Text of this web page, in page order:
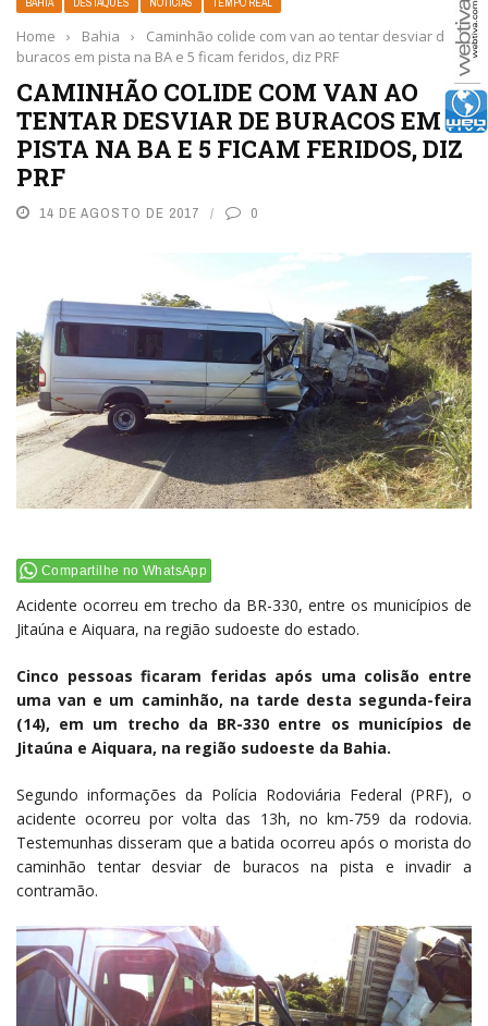
Home › Bahia ›
Caminhão colide com van ao tentar desviar de
buracos em pista na BA e 5 ficam feridos, diz PRF
CAMINHÃO COLIDE COM VAN AO
TENTAR DESVIAR DE BURACOS EM
PISTA NA BA E 5 FICAM FERIDOS, DIZ
PRF
14 DE AGOSTO DE 2017 0
Compartilhe no WhatsApp
Acidente ocorreu em trecho da BR-330, entre os municípios de
Jitaúna e Aiquara, na região sudoeste do estado.
Cinco pessoas ficaram feridas após uma colisão entre
uma van e um caminhão, na tarde desta segunda-feira
(14), em um trecho da BR-330 entre os municípios de
Jitaúna e Aiquara, na região sudoeste da Bahia.
Segundo informações da Polícia Rodoviária Federal (PRF), o
acidente ocorreu por volta das 13h, no km-759 da rodovia.
Testemunhas disseram que a batida ocorreu após o morista do
caminhão tentar desviar de buracos na pista e invadir a
contramão.